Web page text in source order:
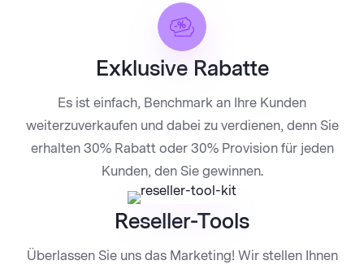
Exklusive Rabatte
Es ist einfach, Benchmark an Ihre Kunden
weiterzuverkaufen und dabei zu verdienen, denn Sie
erhalten 30% Rabatt oder 30% Provision für jeden
Kunden, den Sie gewinnen.
Reseller-Tools
Überlassen Sie uns das Marketing! Wir stellen Ihnen